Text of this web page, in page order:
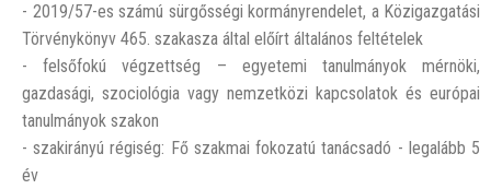
- 2019/57-es számú sürgősségi kormányrendelet, a Közigazgatási
Törvénykönyv 465. szakasza által előírt általános feltételek
- felsőfokú végzettség – egyetemi tanulmányok mérnöki,
gazdasági, szociológia vagy nemzetközi kapcsolatok és európai
tanulmányok szakon
- szakirányú régiség: Fő szakmai fokozatú tanácsadó - legalább 5
év